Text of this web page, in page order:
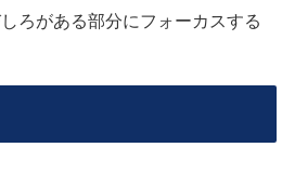
ろがある部分にフォーカスする